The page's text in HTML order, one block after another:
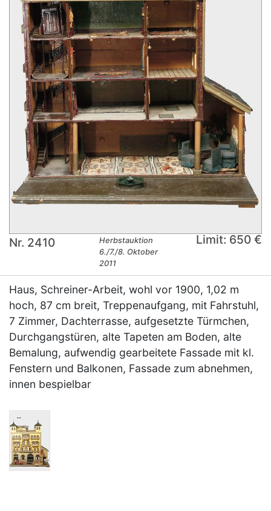
Nr. 2410
Herbstauktion
6./7./8. Oktober
2011
Limit: 650 €
Haus, Schreiner-Arbeit, wohl vor 1900, 1,02 m
hoch, 87 cm breit, Treppenaufgang, mit Fahrstuhl,
7 Zimmer, Dachterrasse, aufgesetzte Türmchen,
Durchgangstüren, alte Tapeten am Boden, alte
Bemalung, aufwendig gearbeitete Fassade mit kl.
Fenstern und Balkonen, Fassade zum abnehmen,
innen bespielbar